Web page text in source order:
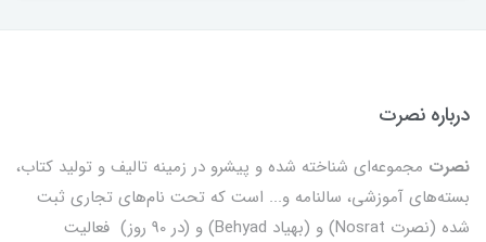
درباره نصرت
نصرت مجموعه‌ای شناخته شده و پیشرو در زمینه تالیف و تولید کتاب،
بسته‌های آموزشی، سالنامه و... است که تحت نام‌های تجاری ثبت
شده (نصرت Nosrat) و (بهیاد Behyad) و (در 90 روز) فعالیت